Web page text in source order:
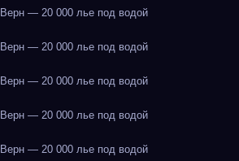
— 20 000 лье под водой
— 20 000 лье под водой
— 20 000 лье под водой
— 20 000 лье под водой
— 20 000 лье под водой